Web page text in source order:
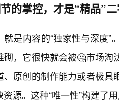
的掌控，才是“精品”
就是内容的“独家性与深度
砌，它很快就会被🤔市场
、原创的制作能力或者极
资源。这种“唯一性”构建了